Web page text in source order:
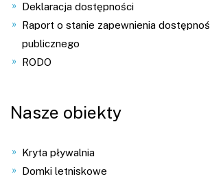
Deklaracja dostępności
Raport o stanie zapewnienia
publicznego
RODO
Nasze obiekty
Kryta pływalnia
Domki letniskowe